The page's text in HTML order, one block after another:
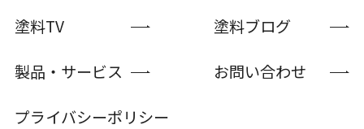
塗料TV
塗料ブログ
製品・サービス
お問い合わせ
プライバシーポリシー